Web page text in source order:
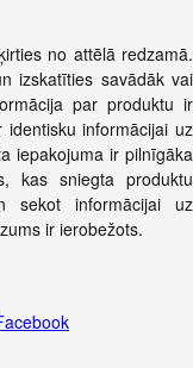
no attēlā redzamā.
izskatīties savādāk vai
par produktu ir
informācijai uz
iepakojuma ir pilnīgāka
kas sniegta produktu
sekot informācijai uz
ir ierobežots.